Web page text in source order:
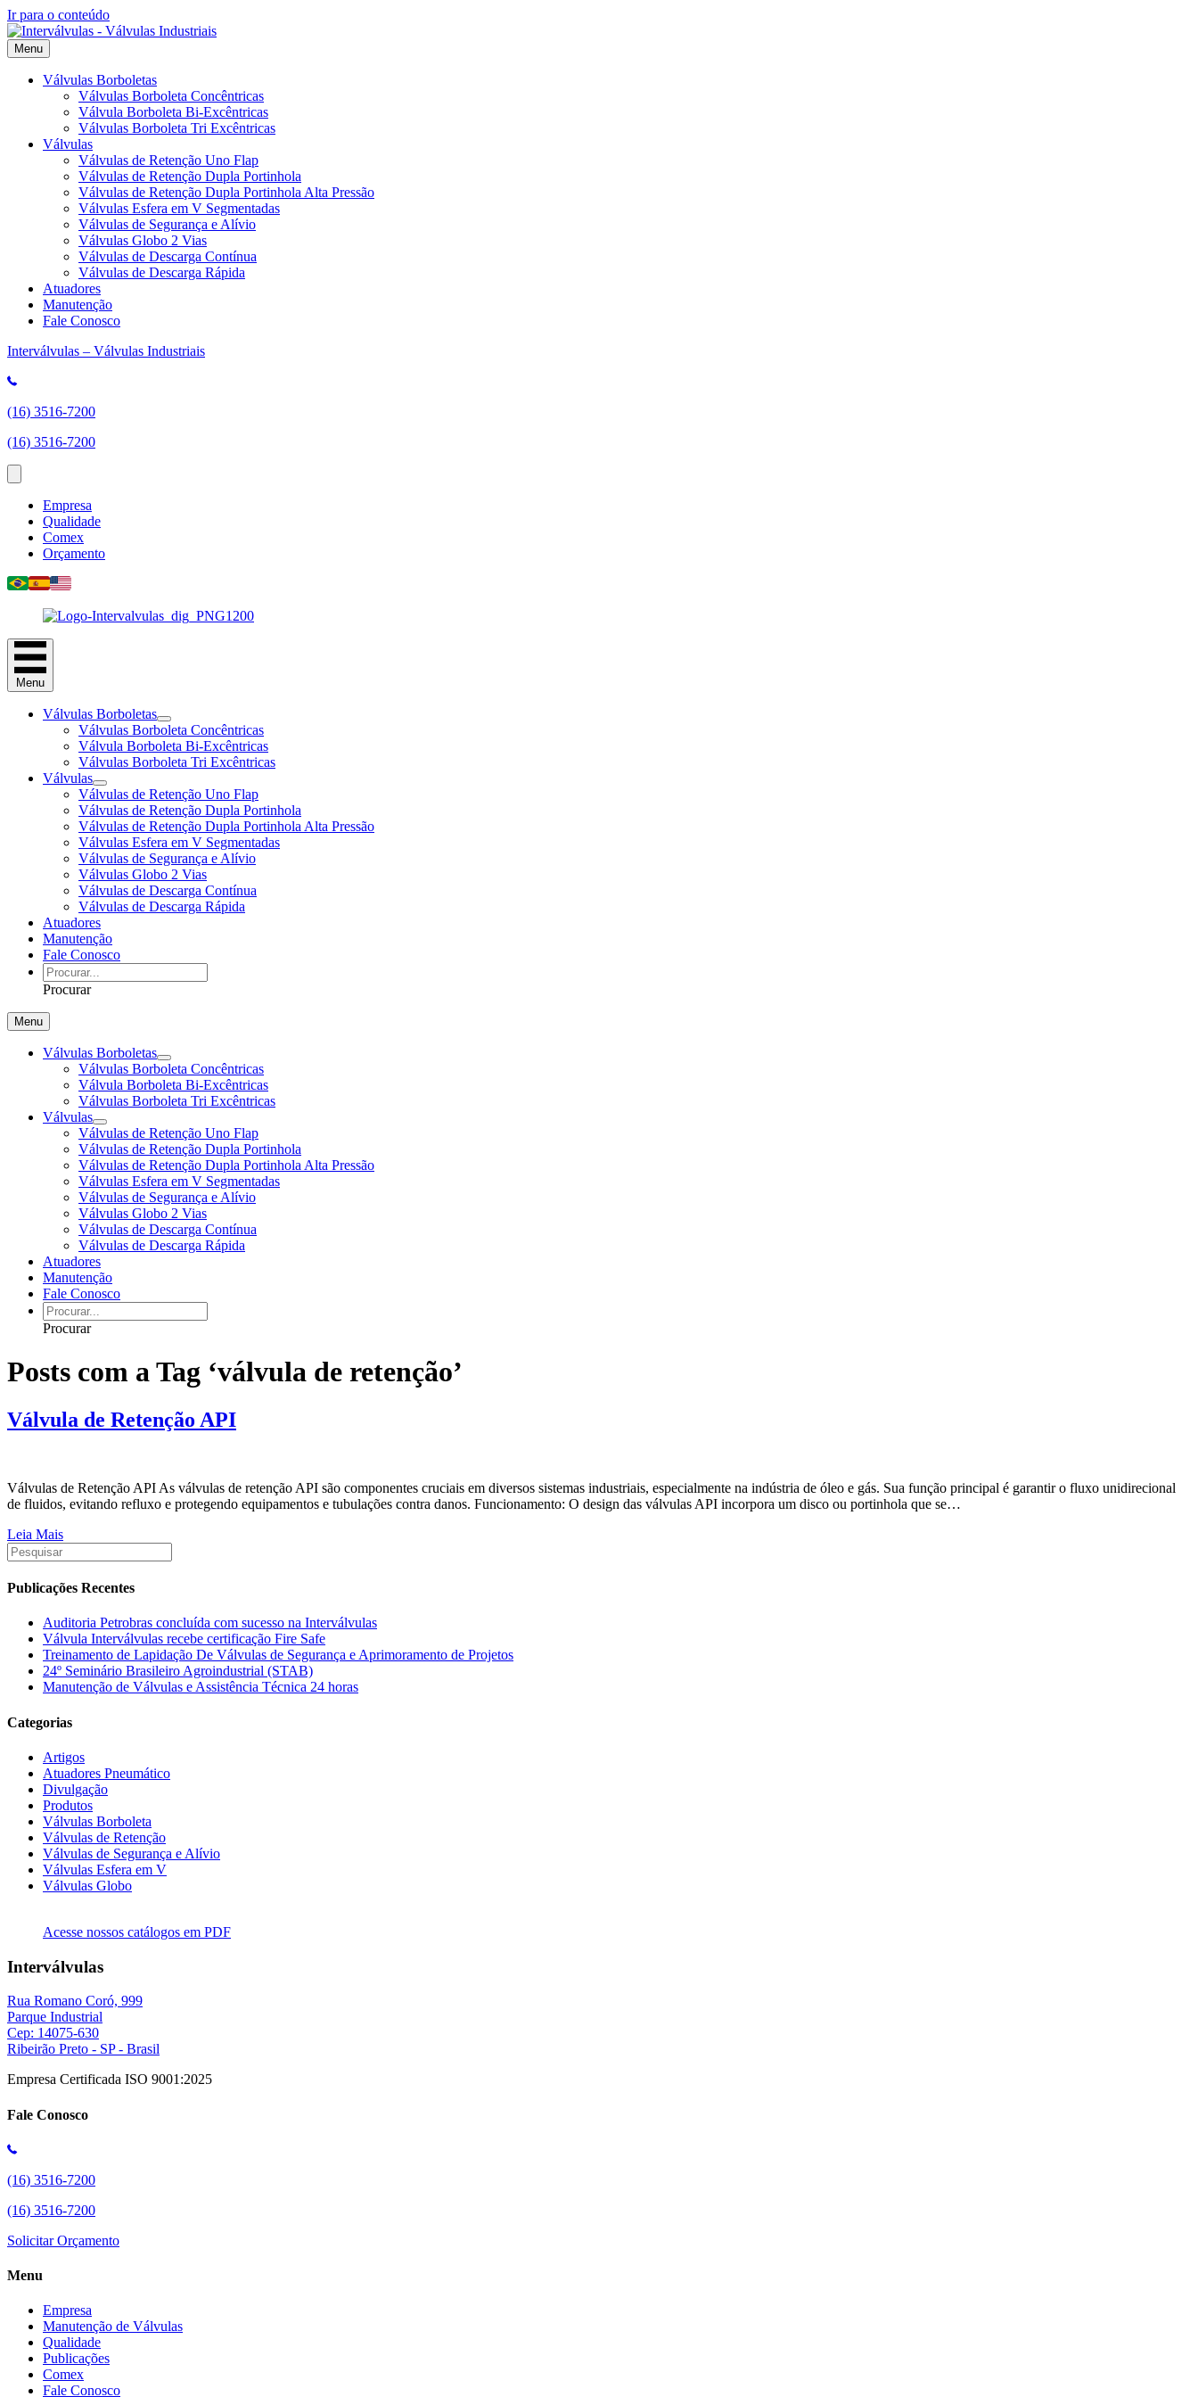
Ir para o conteúdo
Menu
Válvulas Borboletas
Válvulas Borboleta Concêntricas
Válvula Borboleta Bi-Excêntricas
Válvulas Borboleta Tri Excêntricas
Válvulas
Válvulas de Retenção Uno Flap
Válvulas de Retenção Dupla Portinhola
Válvulas de Retenção Dupla Portinhola Alta Pressão
Válvulas Esfera em V Segmentadas
Válvulas de Segurança e Alívio
Válvulas Globo 2 Vias
Válvulas de Descarga Contínua
Válvulas de Descarga Rápida
Atuadores
Manutenção
Fale Conosco
Interválvulas – Válvulas Industriais
(16) 3516-7200
(16) 3516-7200
Empresa
Qualidade
Comex
Orçamento
Menu
Válvulas Borboletas
Válvulas Borboleta Concêntricas
Válvula Borboleta Bi-Excêntricas
Válvulas Borboleta Tri Excêntricas
Válvulas
Válvulas de Retenção Uno Flap
Válvulas de Retenção Dupla Portinhola
Válvulas de Retenção Dupla Portinhola Alta Pressão
Válvulas Esfera em V Segmentadas
Válvulas de Segurança e Alívio
Válvulas Globo 2 Vias
Válvulas de Descarga Contínua
Válvulas de Descarga Rápida
Atuadores
Manutenção
Fale Conosco
Procurar
Menu
Válvulas Borboletas
Válvulas Borboleta Concêntricas
Válvula Borboleta Bi-Excêntricas
Válvulas Borboleta Tri Excêntricas
Válvulas
Válvulas de Retenção Uno Flap
Válvulas de Retenção Dupla Portinhola
Válvulas de Retenção Dupla Portinhola Alta Pressão
Válvulas Esfera em V Segmentadas
Válvulas de Segurança e Alívio
Válvulas Globo 2 Vias
Válvulas de Descarga Contínua
Válvulas de Descarga Rápida
Atuadores
Manutenção
Fale Conosco
Procurar
Posts com a Tag ‘válvula de retenção’
Válvula de Retenção API
Válvulas de Retenção API As válvulas de retenção API são componentes cruciais em diversos sistemas industriais, especialmente na indústria de óleo e gás. Sua função principal é garantir o fluxo unidirecional
de fluidos, evitando refluxo e protegendo equipamentos e tubulações contra danos. Funcionamento: O design das válvulas API incorpora um disco ou portinhola que se…
Leia Mais
Publicações Recentes
Auditoria Petrobras concluída com sucesso na Interválvulas
Válvula Interválvulas recebe certificação Fire Safe
Treinamento de Lapidação De Válvulas de Segurança e Aprimoramento de Projetos
24º Seminário Brasileiro Agroindustrial (STAB)
Manutenção de Válvulas e Assistência Técnica 24 horas
Categorias
Artigos
Atuadores Pneumático
Divulgação
Produtos
Válvulas Borboleta
Válvulas de Retenção
Válvulas de Segurança e Alívio
Válvulas Esfera em V
Válvulas Globo
Acesse nossos catálogos em PDF
Interválvulas
Rua Romano Coró, 999
Parque Industrial
Cep: 14075-630
Ribeirão Preto - SP - Brasil
Empresa Certificada ISO 9001:2025
Fale Conosco
(16) 3516-7200
(16) 3516-7200
Solicitar Orçamento
Menu
Empresa
Manutenção de Válvulas
Qualidade
Publicações
Comex
Fale Conosco